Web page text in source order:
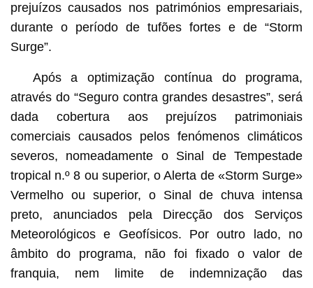
prejuízos causados nos patrimónios empresariais,
durante o período de tufões fortes e de “Storm
Surge”.
Após a optimização contínua do programa,
através do “Seguro contra grandes desastres”, será
dada cobertura aos prejuízos patrimoniais
comerciais causados pelos fenómenos climáticos
severos, nomeadamente o Sinal de Tempestade
tropical n.º 8 ou superior, o Alerta de «Storm Surge»
Vermelho ou superior, o Sinal de chuva intensa
preto, anunciados pela Direcção dos Serviços
Meteorológicos e Geofísicos. Por outro lado, no
âmbito do programa, não foi fixado o valor de
franquia, nem limite de indemnização das